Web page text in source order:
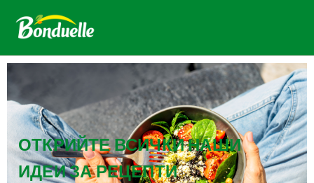
ОТКРИЙТЕ ВСИЧКИ НАШИ
ИДЕИ ЗА РЕЦЕПТИ